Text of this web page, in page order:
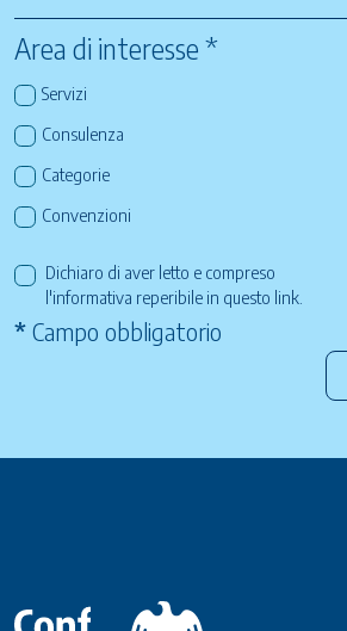
Area di interesse *
Servizi
Consulenza
Categorie
Convenzioni
Dichiaro di aver letto e compreso
l'informativa reperibile in questo link
* Campo obbligatorio